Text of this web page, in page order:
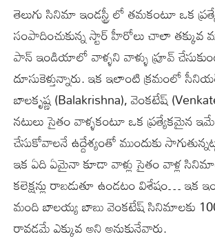
తెలుగు సినిమా ఇండస్ట్రీ లో తమకంటూ ఒక
సంపాదించుకున్న స్టార్ హీరోలు చాలా తక్కువ
పాన్ ఇండియాలో వాళ్ళని వాళ్ళు ప్రూవ్
దూసుకెళ్తున్నారు. ఇక ఇలాంటి క్రమంలో
బాలకృష్ణ (Balakrishna), వెంకటేష్
నటులు సైతం వాళ్ళకంటూ ఒక ప్రత్యేకమైన
చేసుకోవాలనే ఉద్దేశ్యంతో ముందుకు
ఇక ఏది ఏమైనా కూడా వాళ్లు సైతం వాళ్ల
కలెక్షన్లు రాబడుతూ ఉండటం విశేషం… ఇక
మంది బాలయ్య బాబు వెంకటేష్ సినిమాలకు 100
రావడమే ఎక్కువ అని అనుకునేవారు.